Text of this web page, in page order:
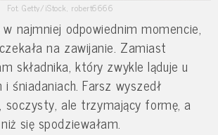
Fot. Getty/iStock, robert6666
w najmniej odpowiednim momencie,
na zawijanie. Zamiast
składnika, który zwykle ląduje u
śniadaniach. Farsz wyszedł
soczysty, ale trzymający formę, a
się spodziewałam.